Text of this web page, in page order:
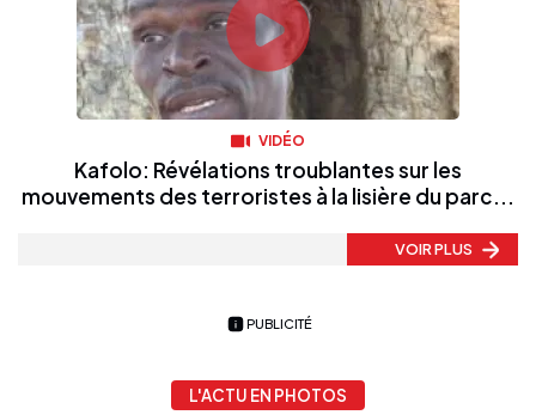
VIDÉO
Kafolo: Révélations troublantes sur les
mouvements des terroristes à la lisière du parc...
VOIR PLUS
PUBLICITÉ
L'ACTU EN PHOTOS